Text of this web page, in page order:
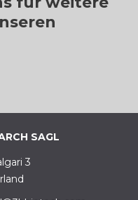
SAGL
3